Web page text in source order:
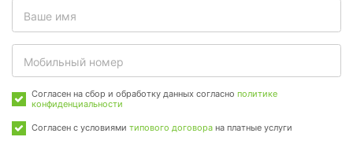
Согласен на сбор и обработку данных согласно политике
конфиденциальности
Согласен с условиями типового договорана платные услуги